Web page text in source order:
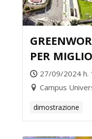
PER
DELLA
UNIPA!
27/09/2024 h.
Campus
dimostrazione